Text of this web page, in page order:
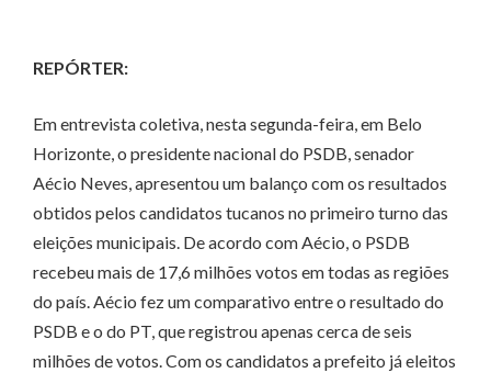
REPÓRTER:
Em entrevista coletiva, nesta segunda-feira, em Belo
Horizonte, o presidente nacional do PSDB, senador
Aécio Neves, apresentou um balanço com os resultados
obtidos pelos candidatos tucanos no primeiro turno das
eleições municipais. De acordo com Aécio, o PSDB
recebeu mais de 17,6 milhões votos em todas as regiões
do país. Aécio fez um comparativo entre o resultado do
PSDB e o do PT, que registrou apenas cerca de seis
milhões de votos. Com os candidatos a prefeito já eleitos